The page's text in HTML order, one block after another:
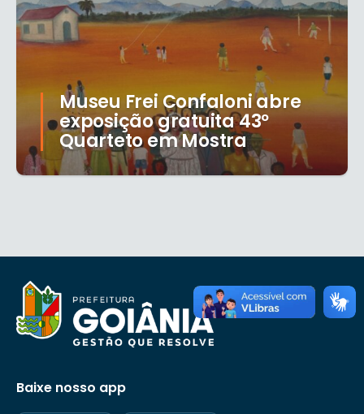
Museu Frei Confaloni abre
exposição gratuita 43º
Quarteto em Mostra
Baixe nosso app